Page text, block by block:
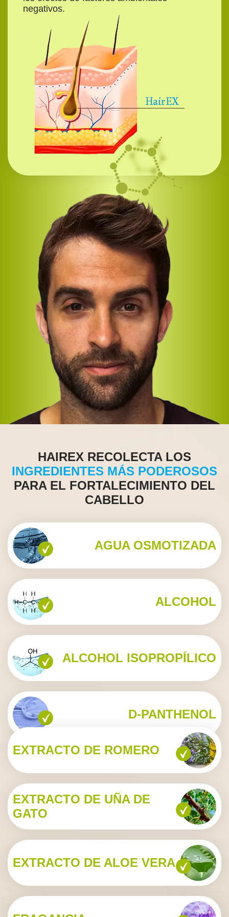
negativos.
HAIREX RECOLECTA LOS
INGREDIENTES MÁS PODEROSOS
PARA EL FORTALECIMIENTO DEL
CABELLO
AGUA OSMOTIZADA
ALCOHOL
ALCOHOL ISOPROPÍLICO
D-PANTHENOL
EXTRACTO DE ROMERO
EXTRACTO DE UÑA DE
GATO
EXTRACTO DE ALOE VERA